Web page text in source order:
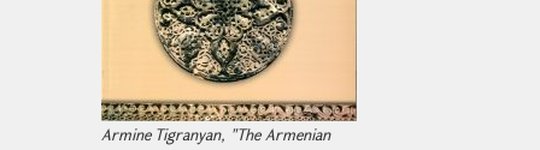
Armine Tigranyan, "The Armenian